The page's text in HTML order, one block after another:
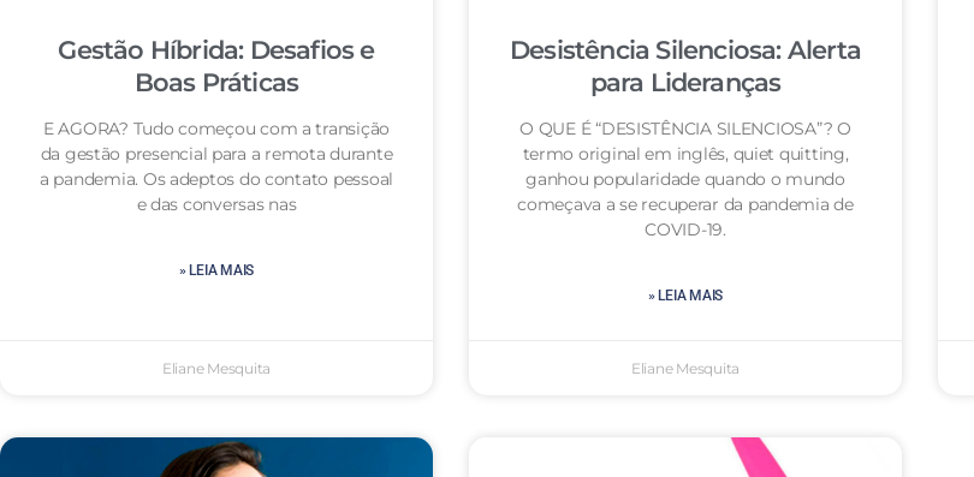
Gestão Híbrida: Desafios e
Boas Práticas
E AGORA? Tudo começou com a transição
da gestão presencial para a remota durante
a pandemia. Os adeptos do contato pessoal
e das conversas nas
» LEIA MAIS
Eliane Mesquita
Desistência Silenciosa: Alerta
para Lideranças
O QUE É “DESISTÊNCIA SILENCIOSA”? O
termo original em inglês, quiet quitting,
ganhou popularidade quando o mundo
começava a se recuperar da pandemia de
COVID-19.
» LEIA MAIS
Eliane Mesquita